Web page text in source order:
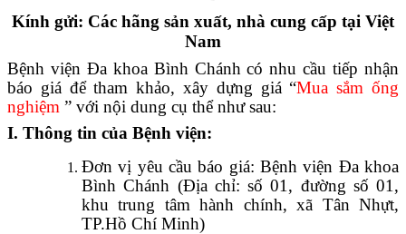
Kính gửi: Các hãng sản xuất, nhà cung cấp tại Việt
Nam
Bệnh viện Đa khoa Bình Chánh có nhu cầu tiếp nhận
báo giá để tham khảo, xây dựng giá “Mua sắm ống
nghiệm ” với nội dung cụ thể như sau:
I. Thông tin của Bệnh viện:
Đơn vị yêu cầu báo giá: Bệnh viện Đa khoa
Bình Chánh (Địa chỉ: số 01, đường số 01,
khu trung tâm hành chính, xã Tân Nhựt,
TP.Hồ Chí Minh)